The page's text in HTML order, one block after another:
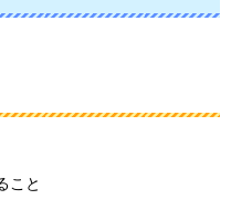
こと